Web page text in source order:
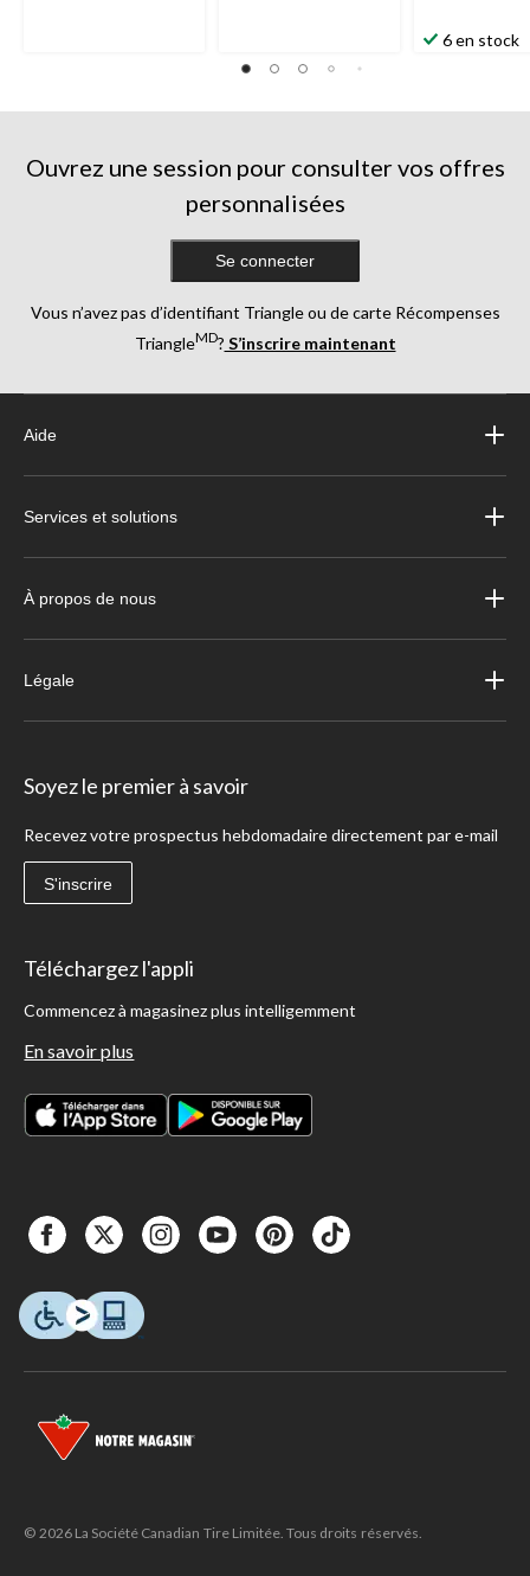
6 en stock
Ouvrez une session pour consulter vos offres
personnalisées
Se connecter
Vous n’avez pas d’identifiant Triangle ou de carte Récompenses
TriangleMD? S’inscrire maintenant
Aide
Services et solutions
À propos de nous
Légale
Soyez le premier à savoir
Recevez votre prospectus hebdomadaire directement par e-mail
S'inscrire
Téléchargez l'appli
Commencez à magasinez plus intelligemment
En savoir plus
© 2026 La Société Canadian Tire Limitée. Tous droits réservés.